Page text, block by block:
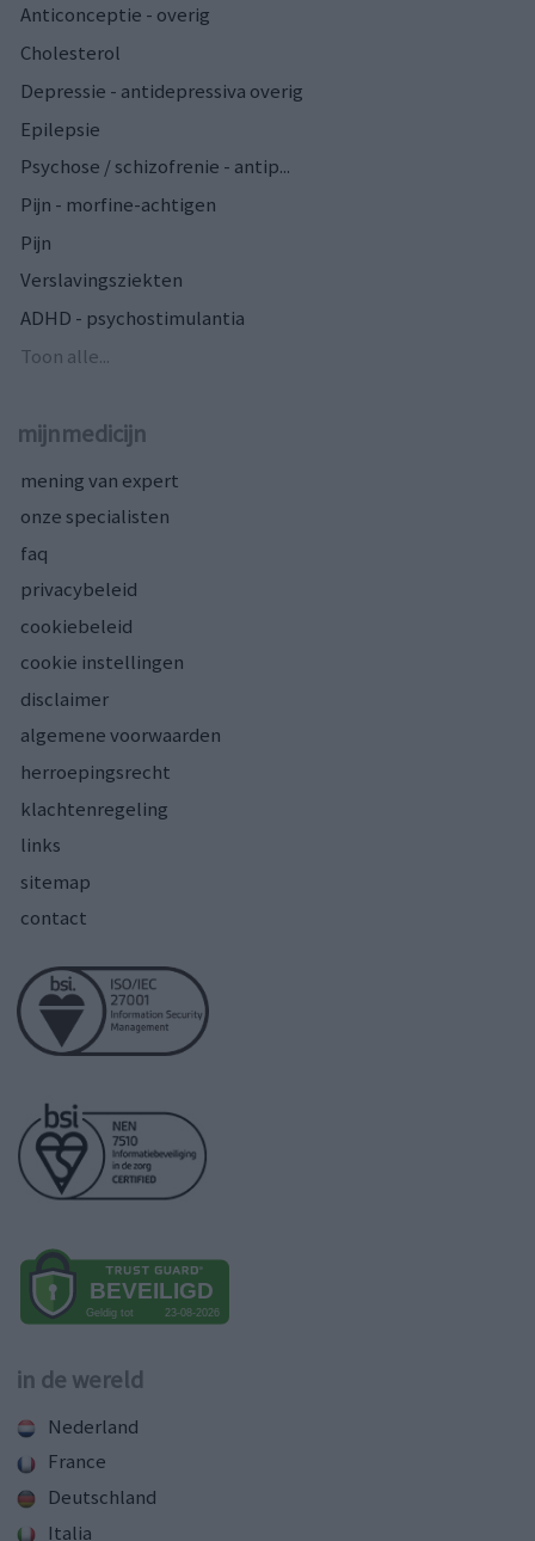
Anticonceptie - overig
Cholesterol
Depressie - antidepressiva overig
Epilepsie
Psychose / schizofrenie - antip...
Pijn - morfine-achtigen
Pijn
Verslavingsziekten
ADHD - psychostimulantia
Toon alle...
mijnmedicijn
mening van expert
onze specialisten
faq
privacybeleid
cookiebeleid
cookie instellingen
disclaimer
algemene voorwaarden
herroepingsrecht
klachtenregeling
links
sitemap
contact
in de wereld
Nederland
France
Deutschland
Italia